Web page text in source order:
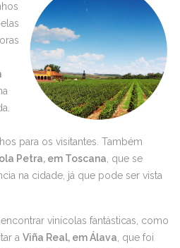
para os visitantes. Também
Petra, em Toscana , que se
na cidade, já que pode ser vista
vinícolas fantásticas, como
a Viña Real, em Álava , que foi